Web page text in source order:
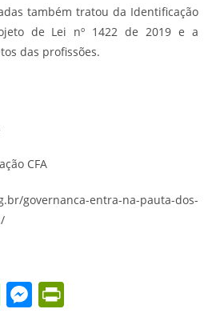
também tratou da Identificação
de Lei nº 1422 de 2019 e a
das profissões.
CFA
governanca-entra-na-pauta-dos-
W M